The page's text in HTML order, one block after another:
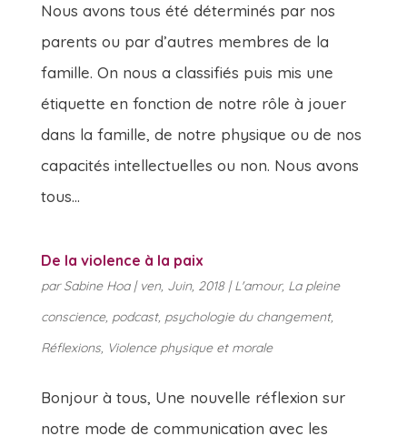
Nous avons tous été déterminés par nos
parents ou par d’autres membres de la
famille. On nous a classifiés puis mis une
étiquette en fonction de notre rôle à jouer
dans la famille, de notre physique ou de nos
capacités intellectuelles ou non. Nous avons
tous...
De la violence à la paix
parSabine Hoa| ven, Juin, 2018|L'amour, La pleine
conscience, podcast, psychologie du changement,
Réflexions, Violence physique et morale
Bonjour à tous, Une nouvelle réflexion sur
notre mode de communication avec les